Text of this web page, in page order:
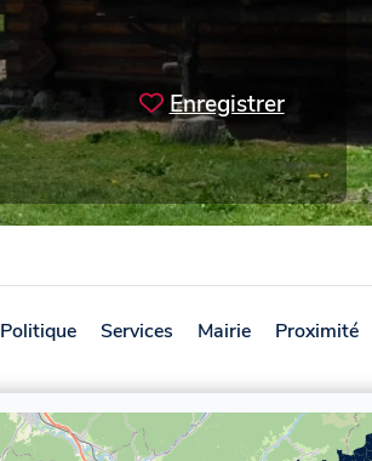
Enregistrer
Politique Services Mairie Proximité